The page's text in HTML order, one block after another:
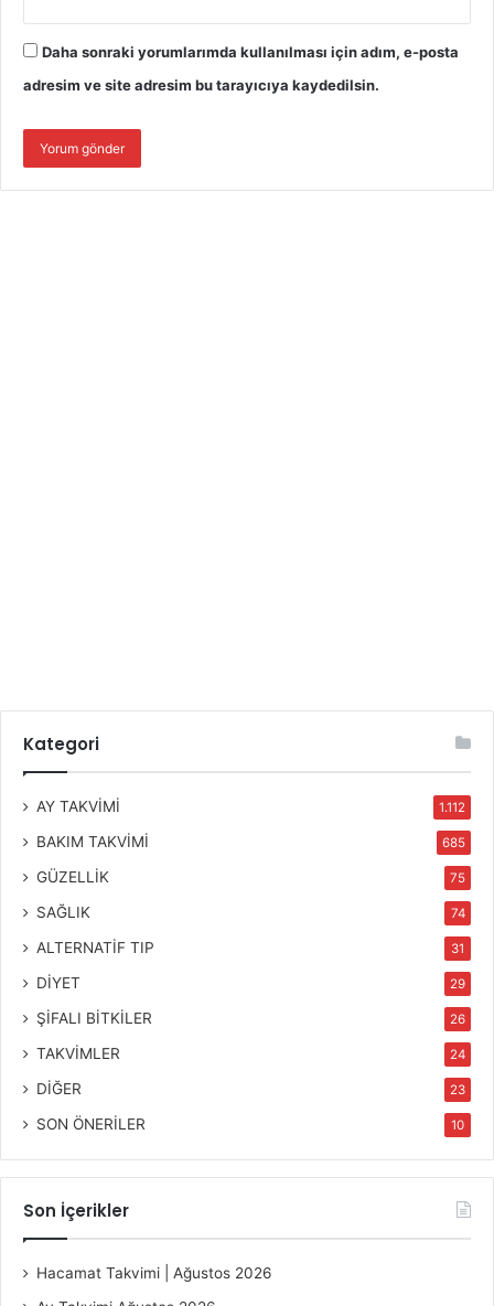
Daha sonraki yorumlarımda kullanılması için adım, e-posta
adresim ve site adresim bu tarayıcıya kaydedilsin.
Kategori
AY TAKVİMİ 1.112
BAKIM TAKVİMİ 685
GÜZELLİK 75
SAĞLIK 74
ALTERNATİF TIP 31
DİYET 29
ŞİFALI BİTKİLER 26
TAKVİMLER 24
DİĞER 23
SON ÖNERİLER 10
Son İçerikler
Hacamat Takvimi | Ağustos 2026